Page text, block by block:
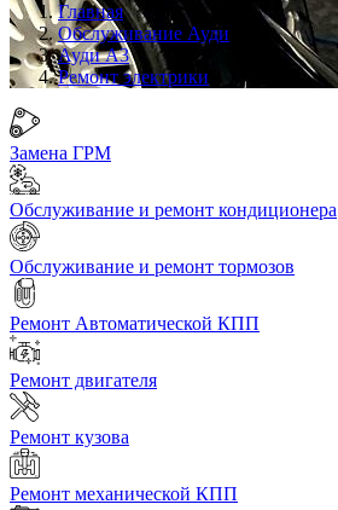
Главная
Обслуживание Ауди
Ауди А3
Ремонт электрики
Замена ГРМ
Обслуживание и ремонт кондиционера
Обслуживание и ремонт тормозов
Ремонт Автоматической КПП
Ремонт двигателя
Ремонт кузова
Ремонт механической КПП